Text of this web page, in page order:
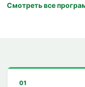
Смотреть все
01